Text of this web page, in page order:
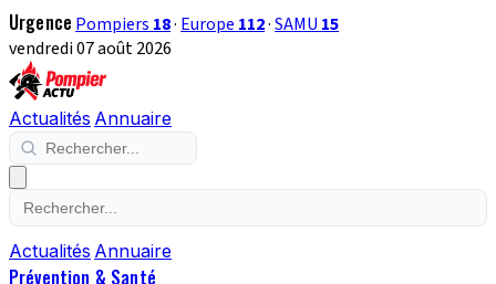
Urgence Pompiers 18· Europe 112·SAMU 15
vendredi 07 août 2026
Actualités Annuaire
Actualités Annuaire
Prévention & Santé